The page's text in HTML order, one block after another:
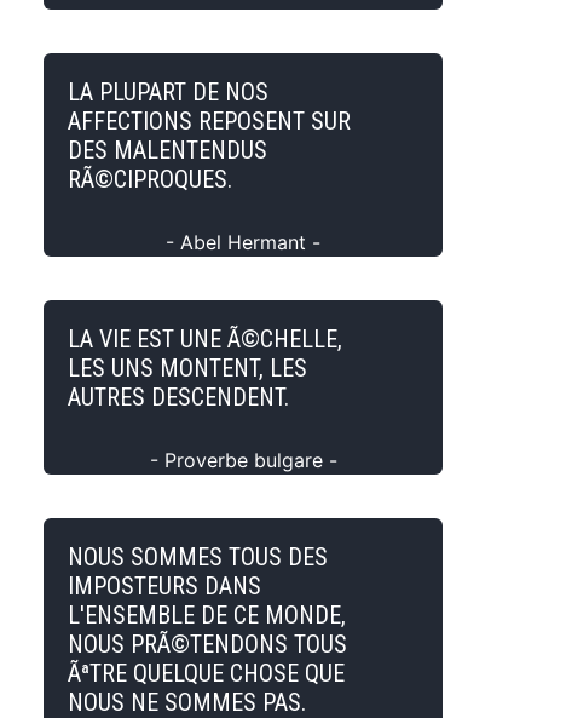
LA PLUPART DE NOS
AFFECTIONS REPOSENT SUR
DES MALENTENDUS
RÃ©CIPROQUES.
- Abel Hermant -
LA VIE EST UNE Ã©CHELLE,
LES UNS MONTENT, LES
AUTRES DESCENDENT.
- Proverbe bulgare -
NOUS SOMMES TOUS DES
IMPOSTEURS DANS
L'ENSEMBLE DE CE MONDE,
NOUS PRÃ©TENDONS TOUS
ÃªTRE QUELQUE CHOSE QUE
NOUS NE SOMMES PAS.